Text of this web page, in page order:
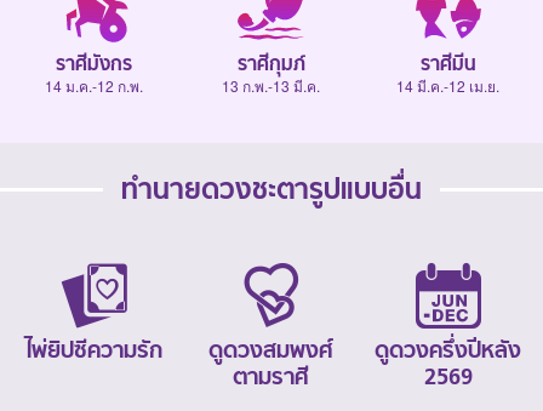
ราศีมังกร
14 ม.ค.-12 ก.พ.
ราศีกุมภ์
13 ก.พ.-13 มี.ค.
ราศีมีน
14 มี.ค.-12 เม.ย.
ทำนายดวงชะตารูปแบบอื่น
ไพ่ยิปซีความรัก
ดูดวงสมพงศ์
ตามราศี
ดูดวงครึ่งปีหลัง
2569